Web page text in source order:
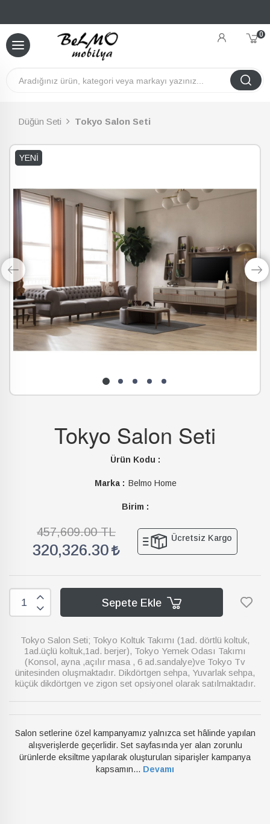
0
Düğün Seti Tokyo Salon Seti
YENI
Tokyo Salon Seti
Ürün Kodu :
Marka : Belmo Home
Birim :
457,609.00 TL
320,326.30
Ücretsiz Kargo
Sepete Ekle
Tokyo Salon Seti; Tokyo Koltuk Takımı (1ad. dörtlü koltuk,
1ad.üçlü koltuk,1ad. berjer), Tokyo Yemek Odası Takımı
(Konsol, ayna ,açılır masa , 6 ad.sandalye)ve Tokyo Tv
ünitesinden oluşmaktadır. Dikdörtgen sehpa, Yuvarlak sehpa,
küçük dikdörtgen ve zigon set opsiyonel olarak satılmaktadır.
Salon setlerine özel kampanyamız yalnızca set hâlinde yapılan
alışverişlerde geçerlidir. Set sayfasında yer alan zorunlu
ürünlerde eksiltme yapılarak oluşturulan siparişler kampanya
kapsamın... Devamı